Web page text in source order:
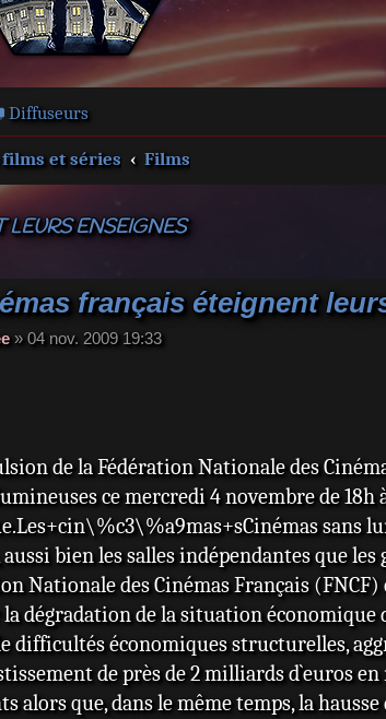
Diffuseurs
et séries Films
ENSEIGNES
français éteignent
» 04 nov. 2009 19:33
de la Fédération Nationale des
ce mercredi 4 novembre de
sans
aussi bien les salles indépendantes que
Nationale des Cinémas Français
dégradation de la situation économique
difficultés économiques structurelles,
de près de 2 milliards d`euros
alors que, dans le même temps, la